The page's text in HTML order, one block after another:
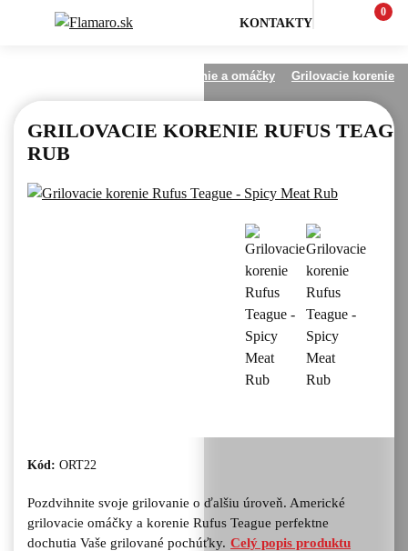
KONTAKTY
0
Korenie a omáčky Grilovacie korenie
GRILOVACIE KORENIE RUFUS
RUB
Kód: ORT22
Pozdvihnite svoje grilovanie o ďalšiu úroveň. Americké
grilovacie omáčky a korenie Rufus Teague perfektne
dochutia Vaše grilované pochúťky. Celý popis produktu